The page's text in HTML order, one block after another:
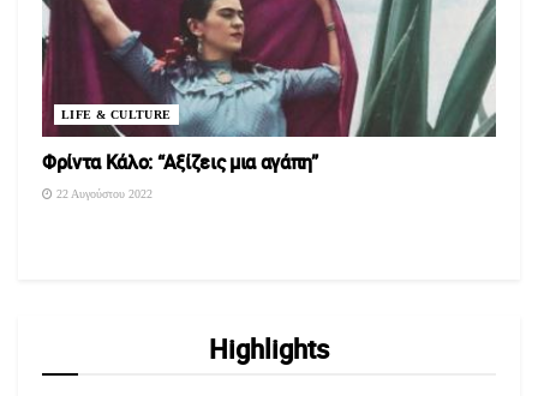
LIFE & CULTURE
Φρίντα Κάλο: “Αξίζεις μια αγάπη”
22 Αυγούστου 2022
Highlights